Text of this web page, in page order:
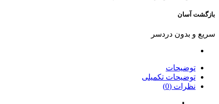
بازگشت آسان
سریع و بدون دردسر
توضیحات
توضیحات تکمیلی
نظرات (0)